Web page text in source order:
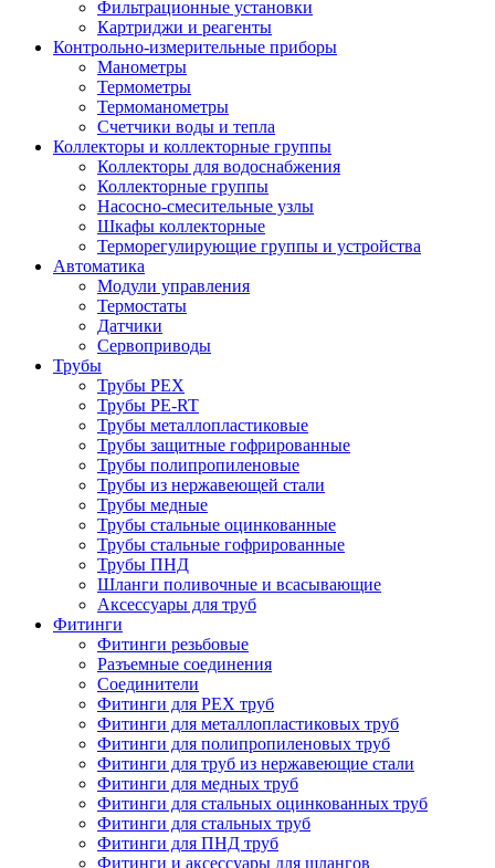
Фильтрационные установки
Картриджи и реагенты
Контрольно-измерительные приборы
Манометры
Термометры
Термоманометры
Счетчики воды и тепла
Коллекторы и коллекторные группы
Коллекторы для водоснабжения
Коллекторные группы
Насосно-смесительные узлы
Шкафы коллекторные
Терморегулирующие группы и устройства
Автоматика
Модули управления
Термостаты
Датчики
Сервоприводы
Трубы
Трубы PEX
Трубы PE-RT
Трубы металлопластиковые
Трубы защитные гофрированные
Трубы полипропиленовые
Трубы из нержавеющей стали
Трубы медные
Трубы стальные оцинкованные
Трубы стальные гофрированные
Трубы ПНД
Шланги поливочные и всасывающие
Аксессуары для труб
Фитинги
Фитинги резьбовые
Разъемные соединения
Соединители
Фитинги для PEX труб
Фитинги для металлопластиковых труб
Фитинги для полипропиленовых труб
Фитинги для труб из нержавеющие стали
Фитинги для медных труб
Фитинги для стальных оцинкованных труб
Фитинги для стальных труб
Фитинги для ПНД труб
Фитинги и аксессуары для шлангов